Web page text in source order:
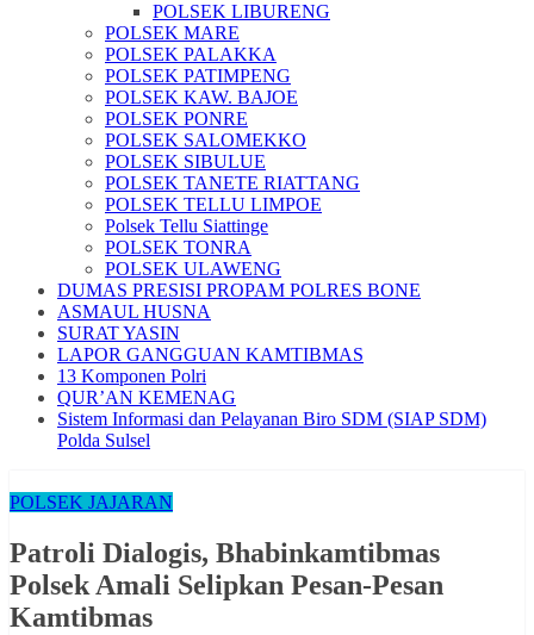
POLSEK LIBURENG
POLSEK MARE
POLSEK PALAKKA
POLSEK PATIMPENG
POLSEK KAW. BAJOE
POLSEK PONRE
POLSEK SALOMEKKO
POLSEK SIBULUE
POLSEK TANETE RIATTANG
POLSEK TELLU LIMPOE
Polsek Tellu Siattinge
POLSEK TONRA
POLSEK ULAWENG
DUMAS PRESISI PROPAM POLRES BONE
ASMAUL HUSNA
SURAT YASIN
LAPOR GANGGUAN KAMTIBMAS
13 Komponen Polri
QUR’AN KEMENAG
Sistem Informasi dan Pelayanan Biro SDM (SIAP SDM)
Polda Sulsel
POLSEK JAJARAN
Patroli Dialogis, Bhabinkamtibmas
Polsek Amali Selipkan Pesan-Pesan
Kamtibmas